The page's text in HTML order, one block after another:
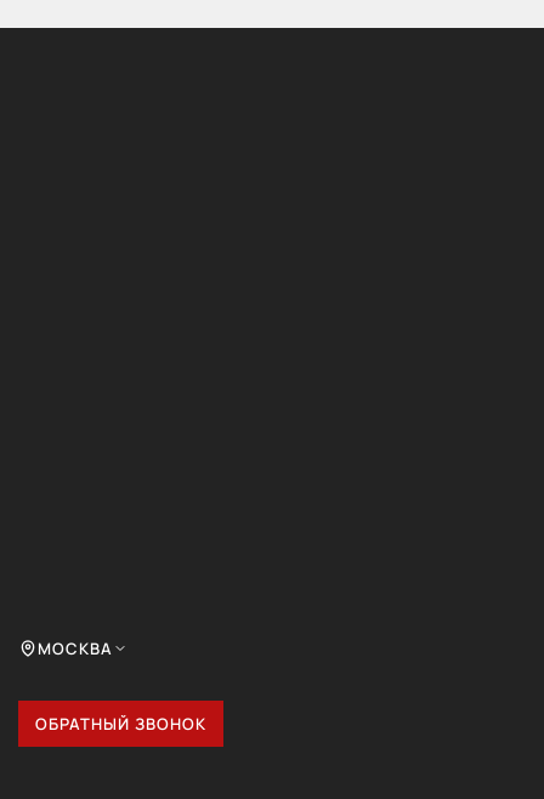
МОСКВА
ОБРАТНЫЙ ЗВОНОК